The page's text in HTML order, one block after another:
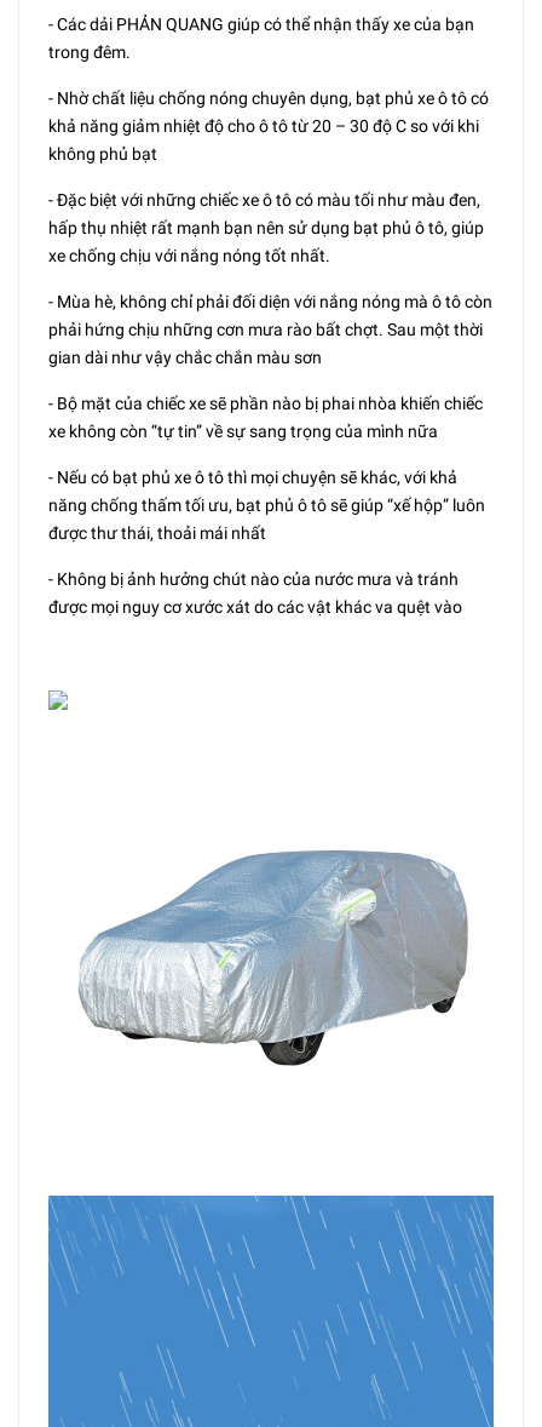
- Các dải PHẢN QUANG giúp có thể nhận thấy xe của bạn
trong đêm.
- Nhờ chất liệu chống nóng chuyên dụng, bạt phủ xe ô tô có
khả năng giảm nhiệt độ cho ô tô từ 20 – 30 độ C so với khi
không phủ bạt
- Đặc biệt với những chiếc xe ô tô có màu tối như màu đen,
hấp thụ nhiệt rất mạnh bạn nên sử dụng bạt phủ ô tô, giúp
xe chống chịu với nắng nóng tốt nhất.
- Mùa hè, không chỉ phải đối diện với nắng nóng mà ô tô còn
phải hứng chịu những cơn mưa rào bất chợt. Sau một thời
gian dài như vậy chắc chắn màu sơn
- Bộ mặt của chiếc xe sẽ phần nào bị phai nhòa khiến chiếc
xe không còn “tự tin” về sự sang trọng của mình nữa
- Nếu có bạt phủ xe ô tô thì mọi chuyện sẽ khác, với khả
năng chống thấm tối ưu, bạt phủ ô tô sẽ giúp “xế hộp” luôn
được thư thái, thoải mái nhất
- Không bị ảnh hưởng chút nào của nước mưa và tránh
được mọi nguy cơ xước xát do các vật khác va quệt vào